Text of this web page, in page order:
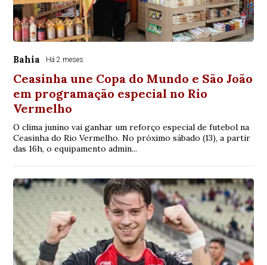
Bahia Há 2 meses
Ceasinha une Copa do Mundo e São João
em programação especial no Rio
Vermelho
O clima junino vai ganhar um reforço especial de futebol na
Ceasinha do Rio Vermelho. No próximo sábado (13), a partir
das 16h, o equipamento admin...